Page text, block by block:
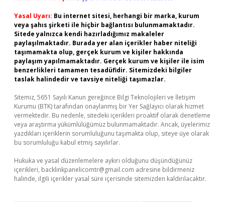
Yasal Uyarı: Bu internet sitesi, herhangi bir marka, kurum
veya şahıs şirketi ile hiçbir bağlantısı bulunmamaktadır.
Sitede yalnızca kendi hazırladığımız makaleler
paylaşılmaktadır. Burada yer alan içerikler haber niteliği
taşımamakta olup, gerçek kurum ve kişiler hakkında
paylaşım yapılmamaktadır. Gerçek kurum ve kişiler ile isim
benzerlikleri tamamen tesadüfidir. Sitemizdeki bilgiler
taslak halindedir ve tavsiye niteliği taşımazlar.
Sitemiz, 5651 Sayılı Kanun gereğince Bilgi Teknolojileri ve İletişim
Kurumu (BTK) tarafından onaylanmış bir Yer Sağlayıcı olarak hizmet
vermektedir. Bu nedenle, sitedeki içerikleri proaktif olarak denetleme
veya araştırma yükümlülüğümüz bulunmamaktadır. Ancak, üyelerimiz
yazdıkları içeriklerin sorumluluğunu taşımakta olup, siteye üye olarak
bu sorumluluğu kabul etmiş sayılırlar.
Hukuka ve yasal düzenlemelere aykırı olduğunu düşündüğünüz
içerikleri, backlinkpanelicomtr@gmail.com adresine bildirmeniz
halinde, ilgili içerikler yasal süre içerisinde sitemizden kaldırılacaktır.